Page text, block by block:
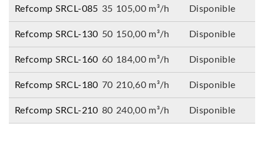
Refcomp SRCL-085 35 105,00 m³/h Disponible
Refcomp SRCL-130 50 150,00 m³/h Disponible
Refcomp SRCL-160 60 184,00 m³/h Disponible
Refcomp SRCL-180 70 210,60 m³/h Disponible
Refcomp SRCL-210 80 240,00 m³/h Disponible